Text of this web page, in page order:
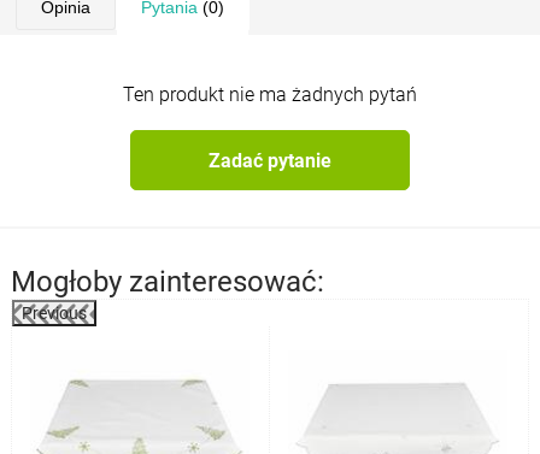
Opinia Pytania (0)
Ten produkt nie ma żadnych pytań
Zadać pytanie
Mogłoby zainteresować:
Previous